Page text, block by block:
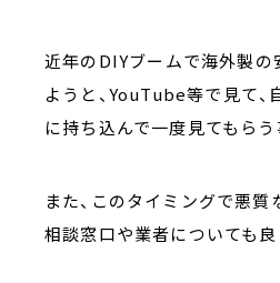
近年のDIYブームで海外製の
ようと、YouTube等で見て
に持ち込んで一度見てもらう
また、このタイミングで悪
相談窓口や業者についても